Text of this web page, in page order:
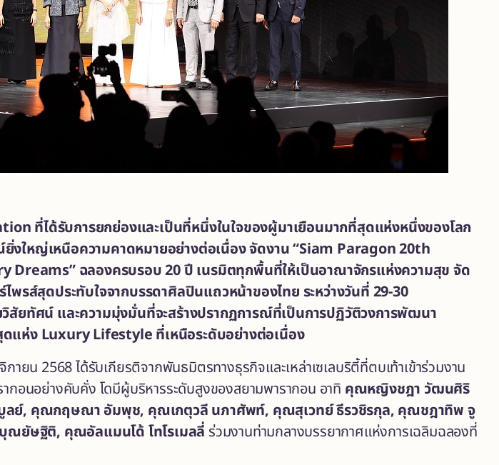
ที่ได้รับการยกย่องและเป็นที่หนึ่งในใจของผู้มาเยือนมากที่สุดแห่งหนึ่งของโลก
งใหญ่เหนือความคาดหมายอย่างต่อเนื่องจัดงาน“Siam Paragon 20th
Dreams” ฉลองครบรอบ20 ปี เนรมิตทุกพื้นที่ให้เป็นอาณาจักรแห่งความสุข จัด
พรส์สุดประทับใจจากบรรดาศิลปินแถวหน้าของไทย ระหว่างวันที่ 29-30
สัยทัศน์ และความมุ่งมั่นที่จะสร้างปรากฏการณ์ที่เป็นการปฏิวัติวงการพัฒนา
ดแห่ง Luxury Lifestyle ที่เหนือระดับอย่างต่อเนื่อง
ยน 2568 ได้รับเกียรติจากพันธมิตรทางธุรกิจและเหล่าเซเลบริตี้ที่ตบเท้าเข้าร่วมงาน
อนอย่างคับคั่ง โดมีผู้บริหารระดับสูงของสยามพารากอน อาทิ คุณหญิงชฎา วัฒนศิริ
, คุณกฤษณา อัมพุช, คุณเกตุวลี นภาศัพท์, คุณสุเวทย์ ธีรวชิรกุล, คุณชฎาทิพ จู
ยัษฐิติ, คุณอัลแมนโด้ โทโรเมลลี่ ร่วมงานท่ามกลางบรรยากาศแห่งการเฉลิมฉลองที่